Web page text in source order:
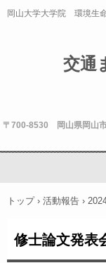
交通
岡山大学大学院 環境生
〒700-8530 岡山県岡山
トップ › 活動報告 ›
修士論文発